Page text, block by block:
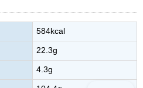
584kcal
22.3g
4.3g